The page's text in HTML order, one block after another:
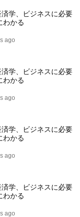
室
Get Cheaper
Go Back...
学、ビジネスに必要
わかる
ago
学、ビジネスに必要
わかる
ago
学、ビジネスに必要
わかる
ago
学、ビジネスに必要
わかる
ago